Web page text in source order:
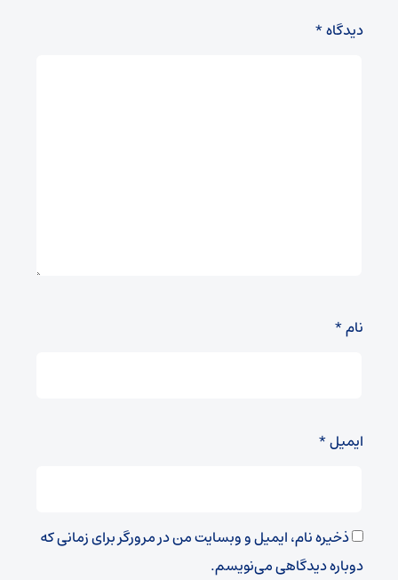
دیدگاه*
نام*
ایمیل*
ذخیره نام، ایمیل و وبسایت من در مرورگر برای زمانی که
دوباره دیدگاهی می‌نویسم.